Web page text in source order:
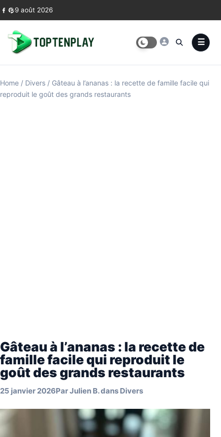
Skip to content
9 août 2026
Home / Divers / Gâteau à l’ananas : la recette de famille facile qui
reproduit le goût des grands restaurants
Gâteau à l’ananas : la recette de
famille facile qui reproduit le
goût des grands restaurants
25 janvier 2026ParJulien B.dans Divers